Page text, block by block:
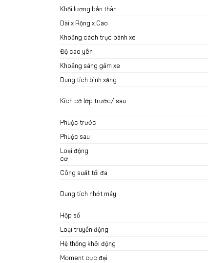
Khối lượng
Dài x Rộng x Cao
Khoảng cách trục bánh xe
Độ cao yên
Khoảng sáng gầm xe
Dung tích bình xăng
Kích cỡ lớp trước/ sau
Phuộc trước
Phuộc sau
Loại động
Công suất tối đa
Dung tích nhớt máy
Hộp số
Loại truyền động
Hệ thống khởi động
Moment cực đại